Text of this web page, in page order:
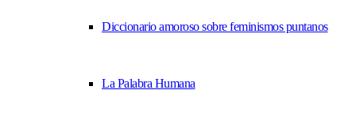
Diccionario amoroso sobre feminismos puntanos
La Palabra Humana